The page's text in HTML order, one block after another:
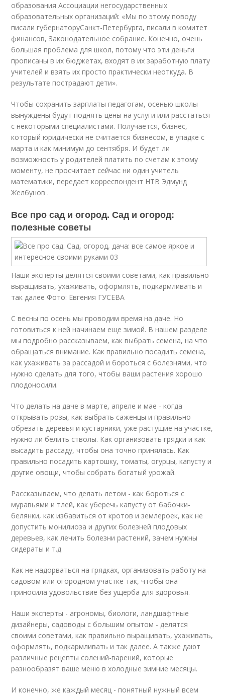
образования Ассоциации негосударственных
образовательных организаций: «Мы по этому поводу
писали губернаторуСанкт-Петербурга, писали в комитет
финансов, Законодательное собрание. Конечно, очень
большая проблема для школ, потому что эти деньги
прописаны в их бюджетах, входят в их заработную плату
учителей и взять их просто практически неоткуда. В
результате пострадают дети».
Чтобы сохранить зарплаты педагогам, осенью школы
вынуждены будут поднять цены на услуги или расстаться
с некоторыми специалистами. Получается, бизнес,
который юридически не считается бизнесом, в упадке с
марта и как минимум до сентября. И будет ли
возможность у родителей платить по счетам к этому
моменту, не просчитает сейчас ни один учитель
математики, передает корреспондент НТВ Эдмунд
Желбунов .
Все про сад и огород. Сад и огород:
полезные советы
Наши эксперты делятся своими советами, как правильно
выращивать, ухаживать, оформлять, подкармливать и
так далее Фото: Евгения ГУСЕВА
С весны по осень мы проводим время на даче. Но
готовиться к ней начинаем еще зимой. В нашем разделе
мы подробно рассказываем, как выбрать семена, на что
обращаться внимание. Как правильно посадить семена,
как ухаживать за рассадой и бороться с болезнями, что
нужно сделать для того, чтобы ваши растения хорошо
плодоносили.
Что делать на даче в марте, апреле и мае - когда
открывать розы, как выбрать саженцы и правильно
обрезать деревья и кустарники, уже растущие на участке,
нужно ли белить стволы. Как организовать грядки и как
высадить рассаду, чтобы она точно принялась. Как
правильно посадить картошку, томаты, огурцы, капусту и
другие овощи, чтобы собрать богатый урожай.
Рассказываем, что делать летом - как бороться с
муравьями и тлей, как уберечь капусту от бабочки-
белянки, как избавиться от кротов и землероек, как не
допустить монилиоза и других болезней плодовых
деревьев, как лечить болезни растений, зачем нужны
сидераты и т.д
Как не надорваться на грядках, организовать работу на
садовом или огородном участке так, чтобы она
приносила удовольствие без ущерба для здоровья.
Наши эксперты - агрономы, биологи, ландшафтные
дизайнеры, садоводы с большим опытом - делятся
своими советами, как правильно выращивать, ухаживать,
оформлять, подкармливать и так далее. А также дают
различные рецепты солений-варений, которые
разнообразят ваше меню в холодные зимние месяцы.
И конечно, же каждый месяц - понятный нужный всем